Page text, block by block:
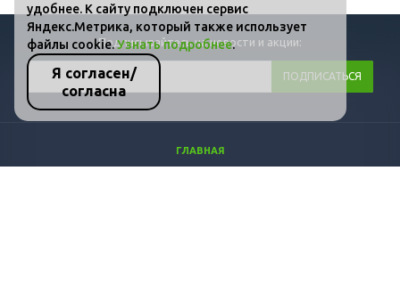
Подписывайтесь на новости и акции:
ГЛАВНАЯ
удобнее. К сайту подключен сервис
Яндекс.Метрика, который также использует
файлы cookie.Узнать подробнее.
Я согласен/
согласна